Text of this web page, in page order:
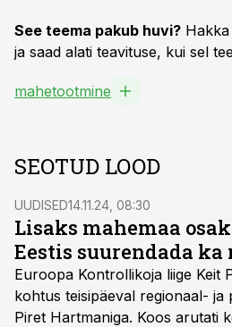
See teema pakub huvi?
ja saad alati teavituse, kui sel
mahetootmine
SEOTUD LOOD
UUDISED14.11.24, 08:30
Lisaks mahemaa
Eestis suurendada
Euroopa Kontrollikoja liige Keit
kohtus teisipäeval regionaal- ja
Piret Hartmaniga. Koos arutati